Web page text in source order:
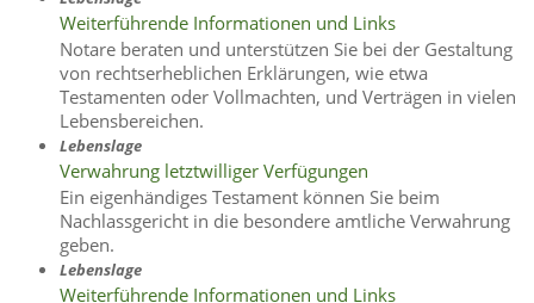
Weiterführende Informationen und Links
Notare beraten und unterstützen Sie bei der Gestaltung
von rechtserheblichen Erklärungen, wie etwa
Testamenten oder Vollmachten, und Verträgen in vielen
Lebensbereichen.
Lebenslage
Verwahrung letztwilliger Verfügungen
Ein eigenhändiges Testament können Sie beim
Nachlassgericht in die besondere amtliche Verwahrung
geben.
Lebenslage
Weiterführende Informationen und Links